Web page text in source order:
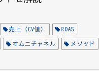
売上（CV値） ROAS
オムニチャネル メソッド